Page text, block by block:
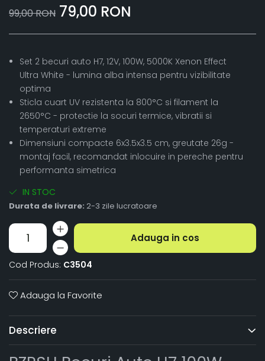
99,00 RON 79,00 RON
Set 2 becuri auto H7, 12V, 100W, 5000K Xenon Effect
Ultra White - lumina alba intensa pentru vizibilitate
optima
Sticla cuart UV rezistenta la 800°C si filament la
2650°C - protectie la socuri termice, vibratii si
temperaturi extreme
Dimensiuni compacte 6x3.5x3.5 cm, greutate 26g -
montaj facil, recomandat inlocuire in pereche pentru
performanta simetrica
IN STOC
Durata de livrare: 2-3 zile lucratoare
Adauga in cos
Cod Produs: C3504
Adauga la Favorite
Descriere